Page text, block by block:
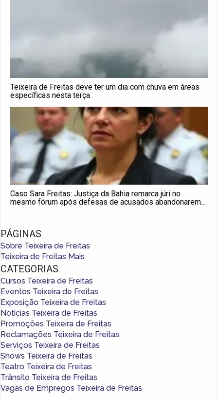
Teixeira de Freitas deve ter um dia com chuva em áreas
específicas nesta terça
Caso Sara Freitas: Justiça da Bahia remarca júri no
mesmo fórum após defesas de acusados abandonarem
PÁGINAS
Sobre Teixeira de Freitas
Teixeira de Freitas Mais
CATEGORIAS
Cursos Teixeira de Freitas
Eventos Teixeira de Freitas
Exposição Teixeira de Freitas
Notícias Teixeira de Freitas
Promoções Teixeira de Freitas
Reclamações Teixeira de Freitas
Serviços Teixeira de Freitas
Shows Teixeira de Freitas
Teatro Teixeira de Freitas
Trânsito Teixeira de Freitas
Vagas de Empregos Teixeira de Freitas